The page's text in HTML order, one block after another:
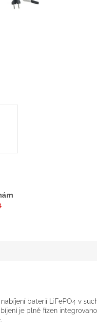
baterií LiFePO4 v
je plně řízen